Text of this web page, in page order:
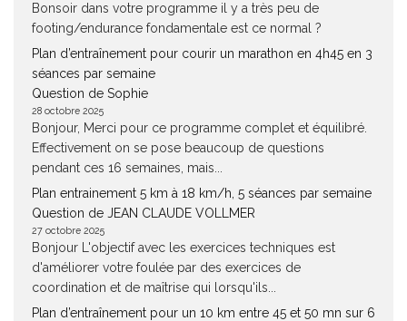
Bonsoir dans votre programme il y a très peu de
footing/endurance fondamentale est ce normal ?
Plan d’entraînement pour courir un marathon en 4h45 en 3
séances par semaine
Question de Sophie
28 octobre 2025
Bonjour, Merci pour ce programme complet et équilibré.
Effectivement on se pose beaucoup de questions
pendant ces 16 semaines, mais...
Plan entrainement 5 km à 18 km/h, 5 séances par semaine
Question de JEAN CLAUDE VOLLMER
27 octobre 2025
Bonjour L'objectif avec les exercices techniques est
d'améliorer votre foulée par des exercices de
coordination et de maîtrise qui lorsqu'ils...
Plan d’entraînement pour un 10 km entre 45 et 50 mn sur 6